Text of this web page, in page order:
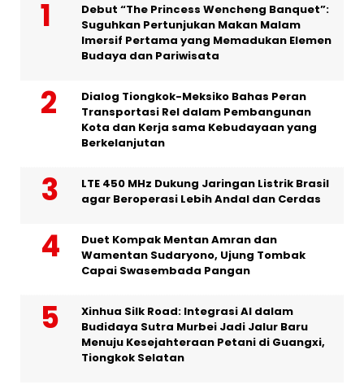
Debut “The Princess Wencheng Banquet”:
Suguhkan Pertunjukan Makan Malam
Imersif Pertama yang Memadukan Elemen
Budaya dan Pariwisata
Dialog Tiongkok-Meksiko Bahas Peran
Transportasi Rel dalam Pembangunan
Kota dan Kerja sama Kebudayaan yang
Berkelanjutan
LTE 450 MHz Dukung Jaringan Listrik Brasil
agar Beroperasi Lebih Andal dan Cerdas
Duet Kompak Mentan Amran dan
Wamentan Sudaryono, Ujung Tombak
Capai Swasembada Pangan
Xinhua Silk Road: Integrasi AI dalam
Budidaya Sutra Murbei Jadi Jalur Baru
Menuju Kesejahteraan Petani di Guangxi,
Tiongkok Selatan